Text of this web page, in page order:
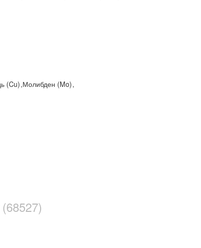
(Cu),Молибден (Mo),